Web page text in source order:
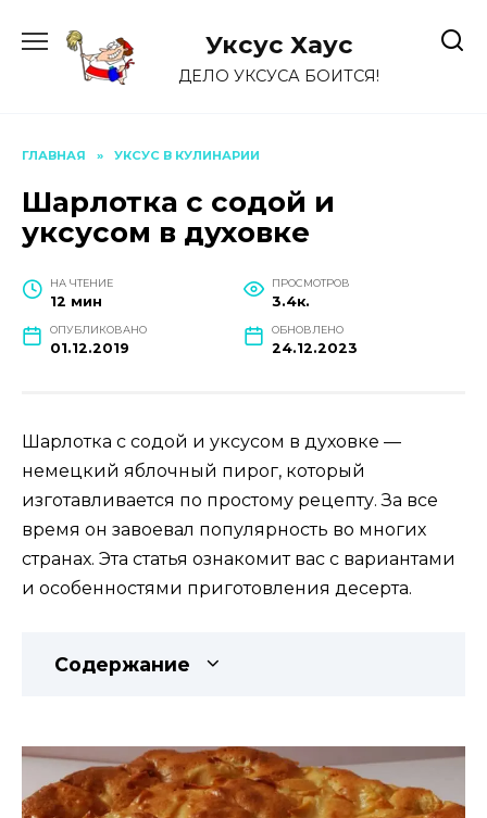
содержанию
Уксус Хауc
ДЕЛО УКСУСА БОИТСЯ!
ГЛАВНАЯ » УКСУС В КУЛИНАРИИ
Шарлотка с содой и
уксусом в духовке
НА ЧТЕНИЕ
12 мин
ПРОСМОТРОВ
3.4к.
ОПУБЛИКОВАНО
01.12.2019
ОБНОВЛЕНО
24.12.2023
Шарлотка с содой и уксусом в духовке —
немецкий яблочный пирог, который
изготавливается по простому рецепту. За все
время он завоевал популярность во многих
странах. Эта статья ознакомит вас с вариантами
и особенностями приготовления десерта.
Содержание